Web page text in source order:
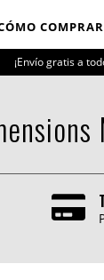
COMPRAR
¡Envío gratis a